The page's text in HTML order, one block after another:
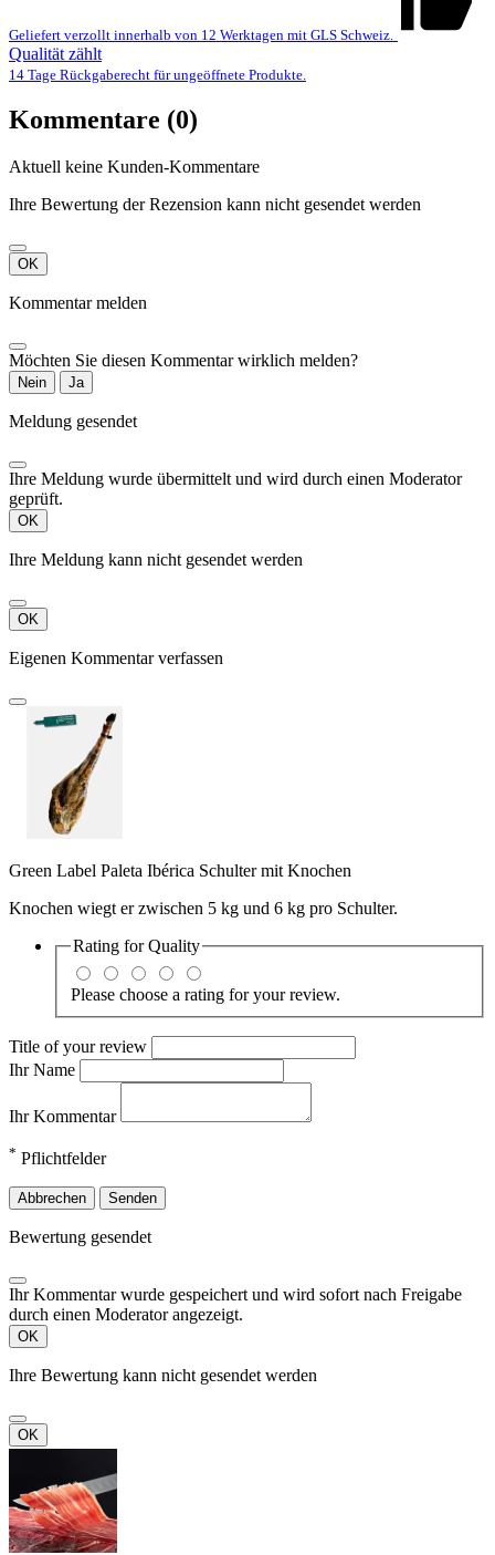
Geliefert verzollt innerhalb von 12 Werktagen mit GLS Schweiz.
Qualität zählt
14 Tage Rückgaberecht für ungeöffnete Produkte.
Kommentare (0)
Aktuell keine Kunden-Kommentare
Ihre Bewertung der Rezension kann nicht gesendet werden
OK
Kommentar melden
Möchten Sie diesen Kommentar wirklich melden?
Nein Ja
Meldung gesendet
Ihre Meldung wurde übermittelt und wird durch einen Moderator
geprüft.
OK
Ihre Meldung kann nicht gesendet werden
OK
Eigenen Kommentar verfassen
Green Label Paleta Ibérica Schulter mit Knochen
Knochen wiegt er zwischen 5 kg und 6 kg pro Schulter.
Rating forQuality
Please choose a rating for your review.
Title of your review
Ihr Name
Ihr Kommentar
* Pflichtfelder
Abbrechen Senden
Bewertung gesendet
Ihr Kommentar wurde gespeichert und wird sofort nach Freigabe
durch einen Moderator angezeigt.
OK
Ihre Bewertung kann nicht gesendet werden
OK